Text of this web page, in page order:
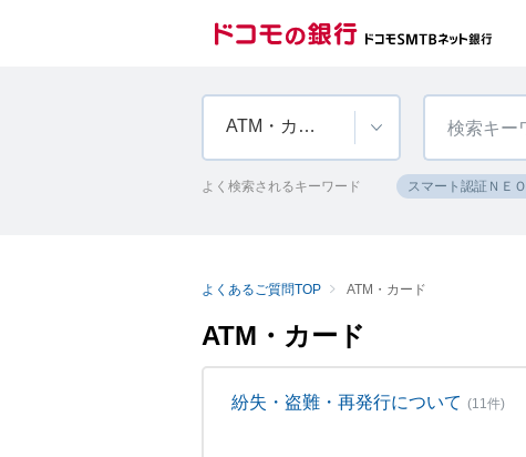
ATM・カード
よく検索されるキーワード スマート認証ＮＥＯ
よくあるご質問TOP ATM・カード
ATM・カード
紛失・盗難・再発行について (11件)